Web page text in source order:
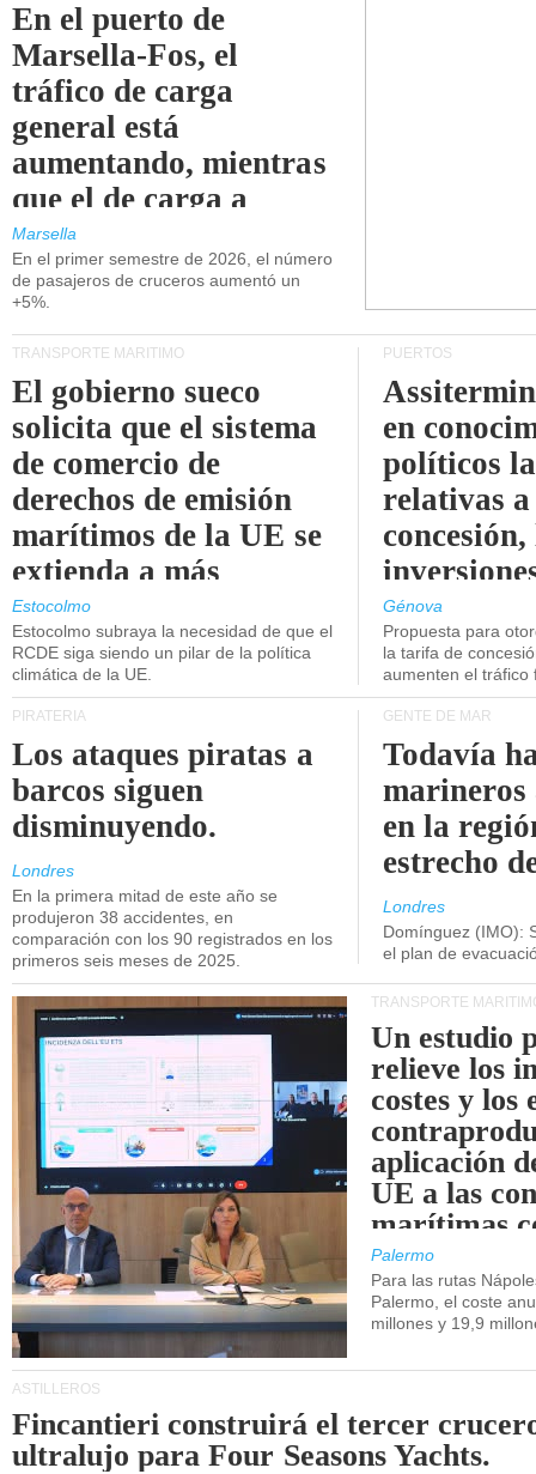
En el puerto de
Marsella-Fos, el
tráfico de carga
general está
aumentando, mientras
que el de carga a
granel está
disminuyendo.
Marsella
En el primer semestre de 2026, el número
de pasajeros de cruceros aumentó un
+5%.
TRANSPORTE MARÍTIMO
El gobierno sueco
solicita que el sistema
de comercio de
derechos de emisión
marítimos de la UE se
extienda a más
buques.
Estocolmo
Estocolmo subraya la necesidad de que el
RCDE siga siendo un pilar de la política
climática de la UE.
PUERTOS
en
políticos
relativas a
concesión,
Génova
Propuesta para
la tarifa de
aumenten el tráfico
PIRATERÍA
Los ataques piratas a
barcos siguen
disminuyendo.
Londres
En la primera mitad de este año se
produjeron 38 accidentes, en
comparación con los 90 registrados en los
primeros seis meses de 2025.
GENTE DE MAR
Todavía
marineros
en la
estrecho
Londres
Domínguez (IMO):
el plan de
TRANSPORTE
Un estudio
relieve los
costes y los
aplicación
UE a las
marítimas
de Sicilia.
Palermo
Para las rutas
Palermo, el coste
millones y 19,9
ASTILLEROS
Fincantieri construirá el tercer
ultralujo para Four Seasons Yachts.